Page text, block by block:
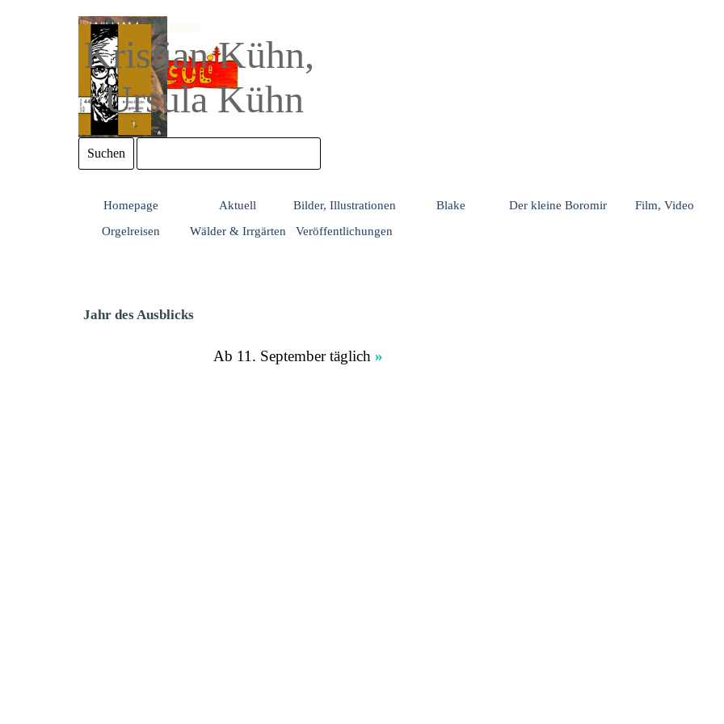
Kristian Kühn,
Ursula Kühn
Suchen
Menü überspringen
Homepage Aktuell Bilder, Illustrationen Blake Der kleine Boromir Film, Video
Orgelreisen
Wälder & Irrgärten Veröffentlichungen
Jahr des Ausblicks
Ab 11. September täglich »